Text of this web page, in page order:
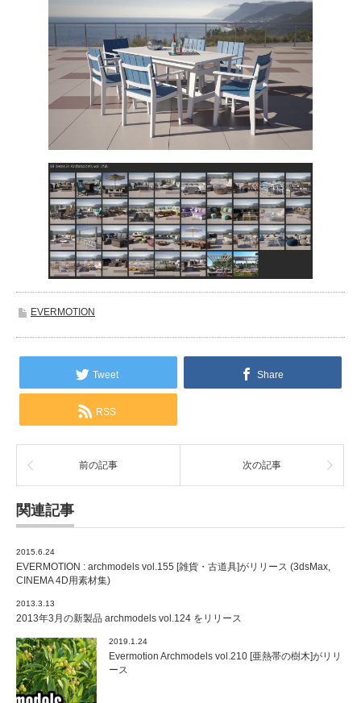
EVERMOTION
Tweet Share
RSS
前の記事 次の記事
関連記事
2015.6.24
EVERMOTION : archmodels vol.155 [雑貨・古道具]がリリース (3dsMax,
CINEMA 4D用素材集)
2013.3.13
2013年3月の新製品 archmodels vol.124 をリリース
2019.1.24
Evermotion Archmodels vol.210 [亜熱帯の樹木]がリリ
ース